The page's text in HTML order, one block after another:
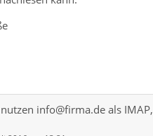
info@firma.de als